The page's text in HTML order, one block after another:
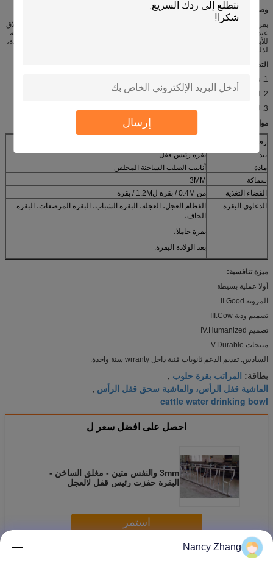
إرسال
وصف:
بقرة رئيس قفل يجعل الأبقار للبقاء الاستقرار، ولكن يمكن أن تكون مفتوحة بمرونة وإغلاق
عند الأبقار أقل رؤساء للحصول على الأعلاف. فهو يسهل البيطري للقيام بأنشطة منتظمة
للأبقار، مثل فحص، المناعة الإخصاب الاصطناعي، والحمل، والعلاج، dehorning، والولادة،
لذلك يمكن أن تقلل من كثافة اليد العاملة، وتحسين كفاءة العمل.
التطبيقات:
1. تستخدم لقفل بقرة حلوب والماشية.
2. المستخدمة في مزرعة الألبان.
3. لبقرة المرضعات، البقرة الجاف، البقرة الحوامل، بعد الولادة البقرة.
مواصفات:
رقم الموديل
بند
بقرة رئيس قفل
مادة
أنابيب الصلب الساخنة المجلفن
سماكة
3MM
الفضاء التغذية
من 0.4M / بقرة ل1.2M / بقرة
الدعاوى البقرة
الفطام العجل، العجلة، البقرة الشباب، البقرة المرضعات، البقرة
الجاف،
بقرة حاملا،
بعد الولادة البقرة.
ميزة تنافسية:
أولا عملية بسيطة
المرونة II.Good
تصميم ودية III.Cow-
تصميم IV.Humanized
منتجات V.Durable
السادس. تقديم الدعم ثانويات فنية داخل wrranty سنة واحدة.
بطاقة: المراتب بقرة حلوب ,
الماشية قفل الرأس، والماشية سحق قفل الرأس ,
cattle water drinking bowl
احصل على افضل سعر ل
3mm والنفس متين - مغلق الساخن -
البقرة حفزت رئيس قفل لالعجل
استمر
أكثرمعدات مزرعة البقر
Nancy Zhang